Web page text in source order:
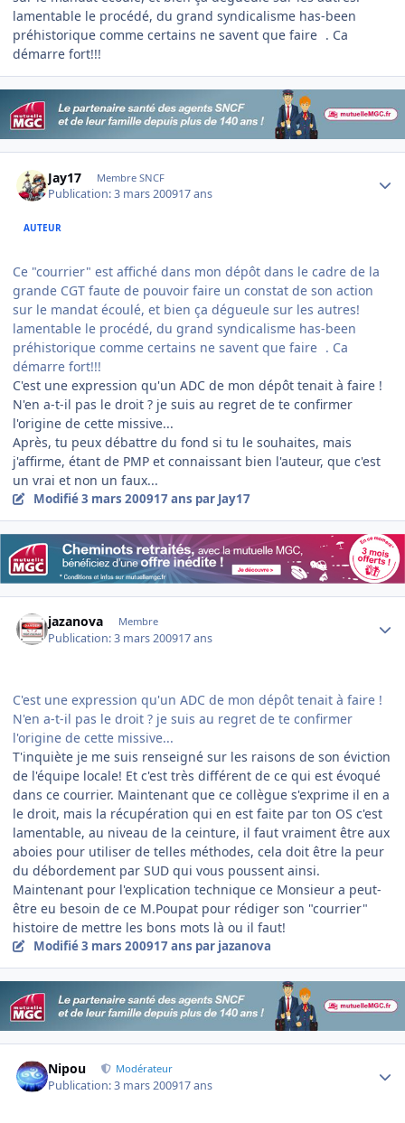
lamentable le procédé, du grand syndicalisme has-been
préhistorique comme certains ne savent que faire . Ca
démarre fort!!!
Jay17 Membre SNCF
Publication:3 mars 200917 ans
AUTEUR
Ce "courrier" est affiché dans mon dépôt dans le cadre de la
grande CGT faute de pouvoir faire un constat de son action
sur le mandat écoulé, et bien ça dégueule sur les autres!
lamentable le procédé, du grand syndicalisme has-been
préhistorique comme certains ne savent que faire . Ca
démarre fort!!!
C'est une expression qu'un ADC de mon dépôt tenait à faire !
N'en a-t-il pas le droit ? je suis au regret de te confirmer
l'origine de cette missive...
Après, tu peux débattre du fond si tu le souhaites, mais
j'affirme, étant de PMP et connaissant bien l'auteur, que c'est
un vrai et non un faux...
Modifié3 mars 200917 ans par Jay17
jazanova Membre
Publication:3 mars 200917 ans
C'est une expression qu'un ADC de mon dépôt tenait à faire !
N'en a-t-il pas le droit ? je suis au regret de te confirmer
l'origine de cette missive...
T'inquiète je me suis renseigné sur les raisons de son éviction
de l'équipe locale! Et c'est très différent de ce qui est évoqué
dans ce courrier. Maintenant que ce collègue s'exprime il en a
le droit, mais la récupération qui en est faite par ton OS c'est
lamentable, au niveau de la ceinture, il faut vraiment être aux
aboies pour utiliser de telles méthodes, cela doit être la peur
du débordement par SUD qui vous poussent ainsi.
Maintenant pour l'explication technique ce Monsieur a peut-
être eu besoin de ce M.Poupat pour rédiger son "courrier"
histoire de mettre les bons mots là ou il faut!
Modifié3 mars 200917 ans par jazanova
Nipou Modérateur
Publication:3 mars 200917 ans